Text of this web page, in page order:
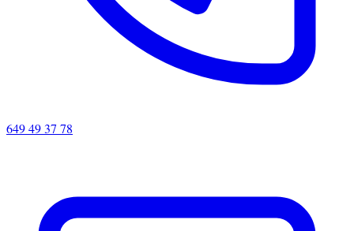
649 49 37 78